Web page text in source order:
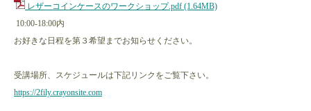
レザーコインケースのワークショップ.pdf (1.64MB)
10:00-18:00内
お好きな日程を第３希望までお知らせください。
受講場所、スケジュールは下記リンクをご覧下さい。
https://2fily.crayonsite.com